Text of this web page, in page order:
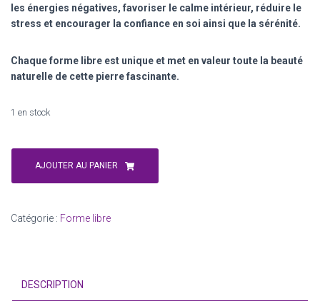
les énergies négatives, favoriser le calme intérieur, réduire le
stress et encourager la confiance en soi ainsi que la sérénité.
Chaque forme libre est unique et met en valeur toute la beauté
naturelle de cette pierre fascinante.
1 en stock
quantité
Forme
Labradorite
AJOUTER AU PANIER
Catégorie : Forme libre
DESCRIPTION